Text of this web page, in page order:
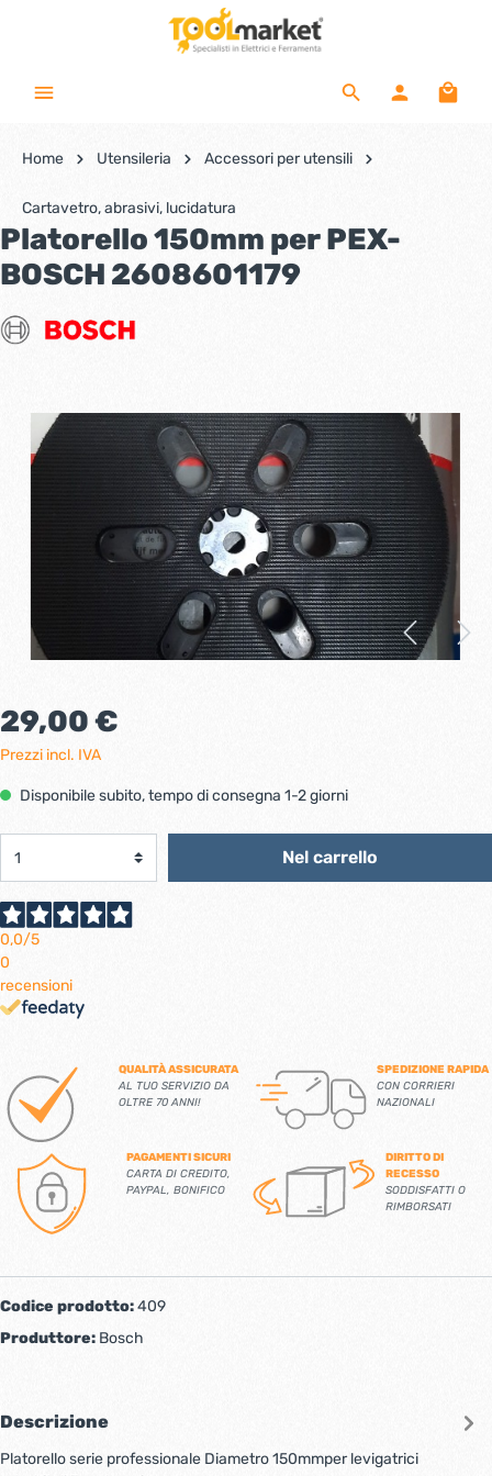
Home Utensileria Accessori per utensili
Cartavetro, abrasivi, lucidatura
Platorello 150mm per PEX-
BOSCH 2608601179
29,00 €
Prezzi incl. IVA
Disponibile subito, tempo di consegna 1-2 giorni
Nel carrello
0,0/5
0
recensioni
QUALITÀ ASSICURATA
AL TUO SERVIZIO DA
OLTRE 70 ANNI!
SPEDIZIONE RAPIDA
CON CORRIERI
NAZIONALI
PAGAMENTI SICURI
CARTA DI CREDITO,
PAYPAL, BONIFICO
DIRITTO DI
RECESSO
SODDISFATTI O
RIMBORSATI
Codice prodotto:409
Produttore: Bosch
Descrizione
Platorello serie professionale Diametro 150mmper levigatrici